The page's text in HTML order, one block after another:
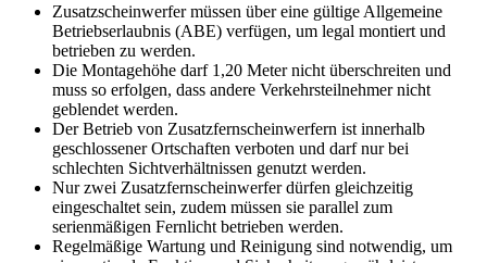
Zusatzscheinwerfer müssen über eine gültige Allgemeine
Betriebserlaubnis (ABE) verfügen, um legal montiert und
betrieben zu werden.
Die Montagehöhe darf 1,20 Meter nicht überschreiten und
muss so erfolgen, dass andere Verkehrsteilnehmer nicht
geblendet werden.
Der Betrieb von Zusatzfernscheinwerfern ist innerhalb
geschlossener Ortschaften verboten und darf nur bei
schlechten Sichtverhältnissen genutzt werden.
Nur zwei Zusatzfernscheinwerfer dürfen gleichzeitig
eingeschaltet sein, zudem müssen sie parallel zum
serienmäßigen Fernlicht betrieben werden.
Regelmäßige Wartung und Reinigung sind notwendig, um